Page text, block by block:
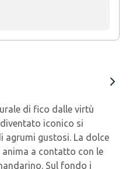
di fico dalle virtù
iconico si
agrumi gustosi. La dolce
anima a contatto con le
Sul fondo i